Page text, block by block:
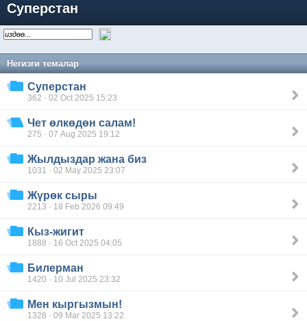
Суперстан
Негизги темалар
Суперстан
362 · 02 Oct 2025 15:23
Чет өлкөдөн салам!
275 · 07 Aug 2025 19:12
Жылдыздар жана биз
1031 · 02 May 2025 23:07
Жүрөк сыры
2213 · 18 Feb 2026 09:49
Кыз-жигит
1888 · 16 Oct 2025 04:05
Билерман
1420 · 10 Jul 2025 23:32
Мен кыргызмын!
1328 · 09 Mar 2025 13:22